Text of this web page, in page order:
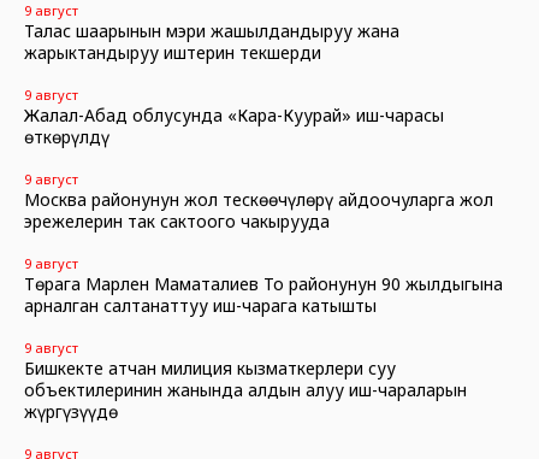
9 август
Талас шаарынын мэри жашылдандыруу жана
жарыктандыруу иштерин текшерди
9 август
Жалал-Абад облусунда «Кара-Куурай» иш-чарасы
өткөрүлдү
9 август
Москва районунун жол тескөөчүлөрү айдоочуларга жол
эрежелерин так сактоого чакырууда
9 август
Төрага Марлен Маматалиев Тоң районунун 90 жылдыгына
арналган салтанаттуу иш-чарага катышты
9 август
Бишкекте атчан милиция кызматкерлери суу
объектилеринин жанында алдын алуу иш-чараларын
жүргүзүүдө
9 август